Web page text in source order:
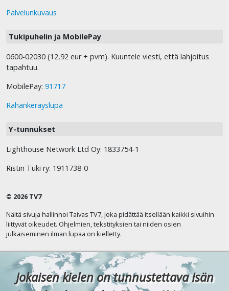
Palvelunkuvaus
Tukipuhelin ja MobilePay
0600-02030 (12,92 eur + pvm). Kuuntele viesti, että lahjoitus
tapahtuu.
MobilePay: 91717
Rahankeräyslupa
Y-tunnukset
Lighthouse Network Ltd Oy: 1833754-1
Ristin Tuki ry: 1911738-0
© 2026 TV7
Näitä sivuja hallinnoi Taivas TV7, joka pidättää itsellään kaikki sivuihin
liittyvät oikeudet. Ohjelmien, tekstityksien tai niiden osien
julkaiseminen ilman lupaa on kielletty.
Jokaisen kielen on tunnustettava Isän